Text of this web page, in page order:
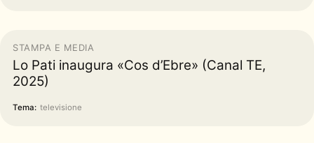
STAMPA E MEDIA
Lo Pati inaugura «Cos d’Ebre» (Canal TE,
2025)
Tema: televisione